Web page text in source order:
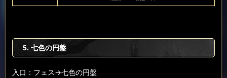
5. 七色の円盤
入口：フェス→七色の円盤